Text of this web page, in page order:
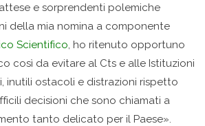
e sorprendenti polemiche
della mia nomina a componente
Scientifico, ho ritenuto opportuno
così da evitare al Cts e alle Istituzioni
inutili ostacoli e distrazioni rispetto
decisioni che sono chiamati a
tanto delicato per il Paese».